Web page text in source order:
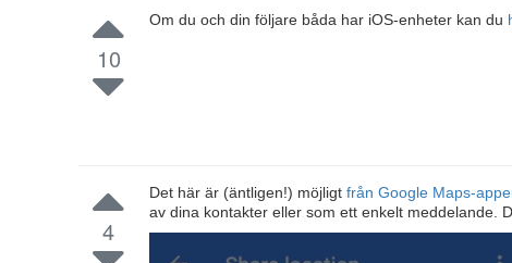
10
Om du och din följare båda har iOS-enheter kan du
4
Det här är (äntligen!) möjligt från Google Maps-
av dina kontakter eller som ett enkelt meddelande.